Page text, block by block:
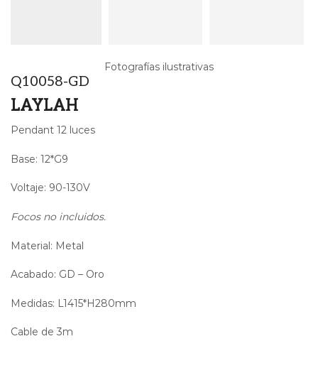
Fotografías ilustrativas
Q10058-GD
LAYLAH
Pendant 12 luces
Base: 12*G9
Voltaje: 90-130V
Focos no incluidos.
Material: Metal
Acabado: GD – Oro
Medidas: L1415*H280mm
Cable de 3m